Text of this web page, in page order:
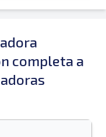
completa a